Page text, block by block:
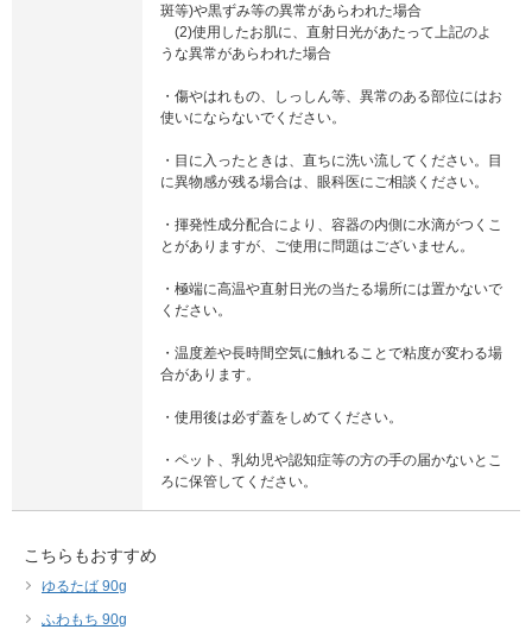
斑等)や黒ずみ等の異常があらわれた場合
(2)使用したお肌に、直射日光があたって上記のよ
うな異常があらわれた場合
・傷やはれもの、しっしん等、異常のある部位にはお
使いにならないでください。
・目に入ったときは、直ちに洗い流してください。目
に異物感が残る場合は、眼科医にご相談ください。
・揮発性成分配合により、容器の内側に水滴がつくこ
とがありますが、ご使用に問題はございません。
・極端に高温や直射日光の当たる場所には置かないで
ください。
・温度差や長時間空気に触れることで粘度が変わる場
合があります。
・使用後は必ず蓋をしめてください。
・ペット、乳幼児や認知症等の方の手の届かないとこ
ろに保管してください。
こちらもおすすめ
ゆるたば 90g
ふわもち 90g